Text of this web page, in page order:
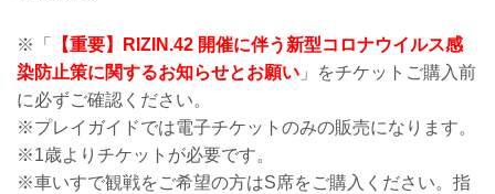
※「
【重要】RIZIN.42 開催に伴う新型コロナウイルス感
染防止策に関するお知らせとお願い 」をチケットご購入前
に必ずご確認ください。
※プレイガイドでは電子チケットのみの販売になります。
※1歳よりチケットが必要です。
※車いすで観戦をご希望の方はS席をご購入ください。指